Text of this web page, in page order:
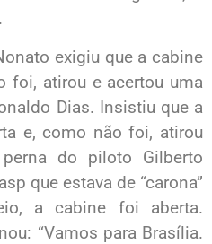
exigiu que a cabine
foi, atirou e acertou uma
Dias. Insistiu que a
e, como não foi, atirou
do piloto Gilberto
que estava de “carona”
a cabine foi aberta.
“Vamos para Brasília.